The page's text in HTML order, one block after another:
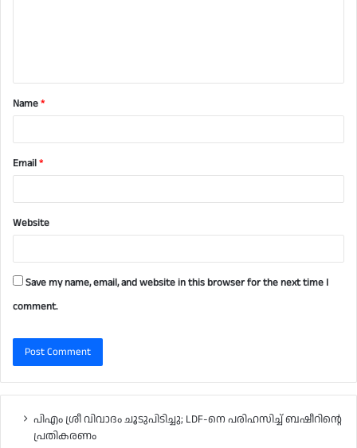
t
*Name*
Email*
Website
Save my name, email, and website in this browser for the next time I
comment.
പിഎം ശ്രീ വിവാദം ചൂടുപിടിച്ചു; LDF-നെ പരിഹസിച്ച് ബഷീറിന്റെ
പ്രതികരണം